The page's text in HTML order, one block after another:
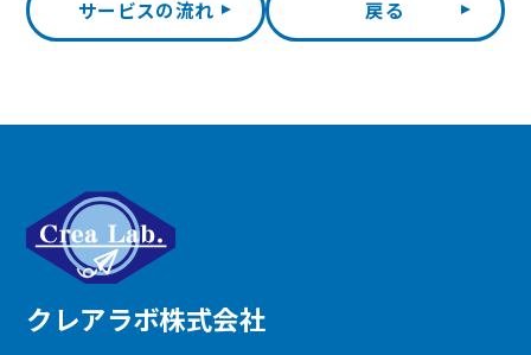
サービスの流れ 戻る
クレアラボ株式会社